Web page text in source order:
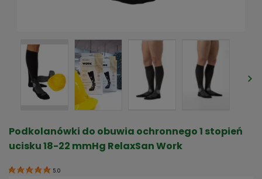
Podkolanówki do obuwia ochronnego 1 stopień
ucisku 18-22 mmHg RelaxSan Work
5.0